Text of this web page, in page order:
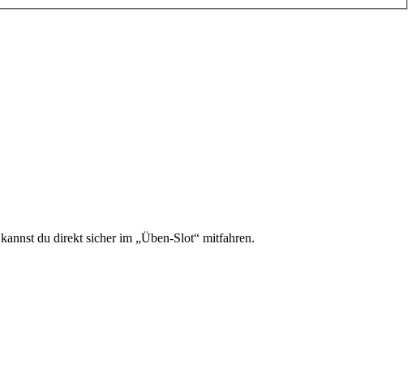
du direkt sicher im „Üben-Slot“ mitfahren.